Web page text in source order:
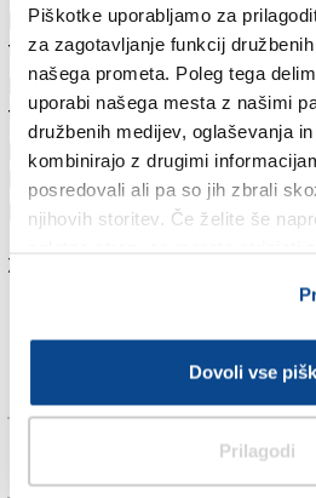
Piškotke uporabljamo za
za zagotavljanje funkcij
našega prometa. Poleg tega
uporabi našega mesta z našimi
družbenih medijev, oglaševanja
kombinirajo z drugimi
posredovali ali pa so jih zbrali
njihovih storitev. Če želite še
Dovoli vse
Prilagodi
posebno težo, prejel v sezoni
tekmah prejel le 18 zadetkov.
prepričal tudi v sezoni 2016/17,
tekmah prejel 21 zadetkov. V
prvoligaških dvobojih prejel le
količnikom 0,59 v tem
konkurenco.
Za branje in pisanje komentarjev
Več novic